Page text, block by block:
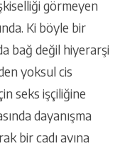
görmeyen
Ki böyle bir
bağ değil hiyerarşi
yoksul cis
seks işçiliğine
dayanışma
bir cadı avına